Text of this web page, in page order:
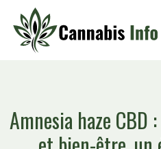
Amnesia haze